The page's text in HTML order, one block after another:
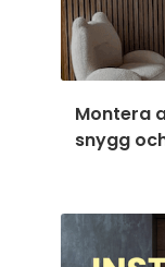
Montera
snygg